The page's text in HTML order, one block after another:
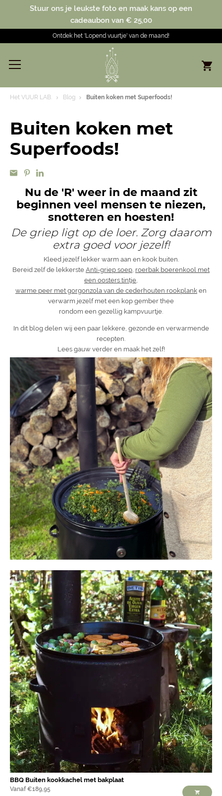
Stuur ons je leukste foto en maak kans op een
cadeaubon van € 25,00
Ontdek het 'Lopend vuurtje' van de maand!
Het VUUR LAB. Blog Buiten koken met Superfoods!
Buiten koken met
Superfoods!
Nu de 'R' weer in de maand zit
beginnen veel mensen te niezen,
snotteren en hoesten!
De griep ligt op de loer. Zorg daarom
extra goed voor jezelf!
Kleed jezelf lekker warm aan en kook buiten.
Bereid zelf de lekkerste Anti-griep soep, roerbak boerenkool met
een oosters tintje,
warme peer met gorgonzola van de cederhouten rookplank en
verwarm jezelf met een kop gember thee
rondom een gezellig kampvuurtje.
In dit blog delen wij een paar lekkere, gezonde en verwarmende
recepten.
Lees gauw verder en maak het zelf!
BBQ Buiten kookkachel met bakplaat
Vanaf €189,95